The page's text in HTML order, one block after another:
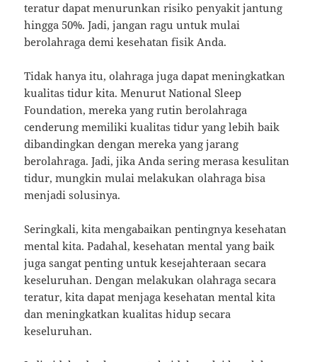
teratur dapat menurunkan risiko penyakit jantung
hingga 50%. Jadi, jangan ragu untuk mulai
berolahraga demi kesehatan fisik Anda.
Tidak hanya itu, olahraga juga dapat meningkatkan
kualitas tidur kita. Menurut National Sleep
Foundation, mereka yang rutin berolahraga
cenderung memiliki kualitas tidur yang lebih baik
dibandingkan dengan mereka yang jarang
berolahraga. Jadi, jika Anda sering merasa kesulitan
tidur, mungkin mulai melakukan olahraga bisa
menjadi solusinya.
Seringkali, kita mengabaikan pentingnya kesehatan
mental kita. Padahal, kesehatan mental yang baik
juga sangat penting untuk kesejahteraan secara
keseluruhan. Dengan melakukan olahraga secara
teratur, kita dapat menjaga kesehatan mental kita
dan meningkatkan kualitas hidup secara
keseluruhan.